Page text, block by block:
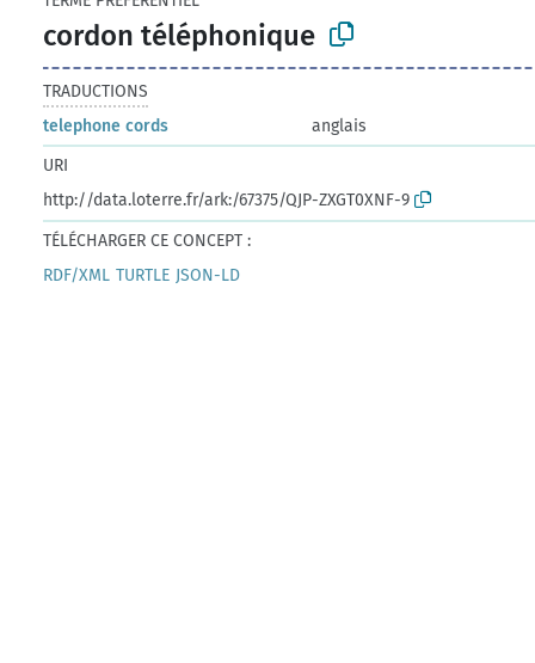
cordon téléphonique
TRADUCTIONS
telephone cords
anglais
URI
http://data.loterre.fr/ark:/67375/QJP-ZXGT0XNF-9
TÉLÉCHARGER CE CONCEPT :
RDF/XML TURTLE JSON-LD